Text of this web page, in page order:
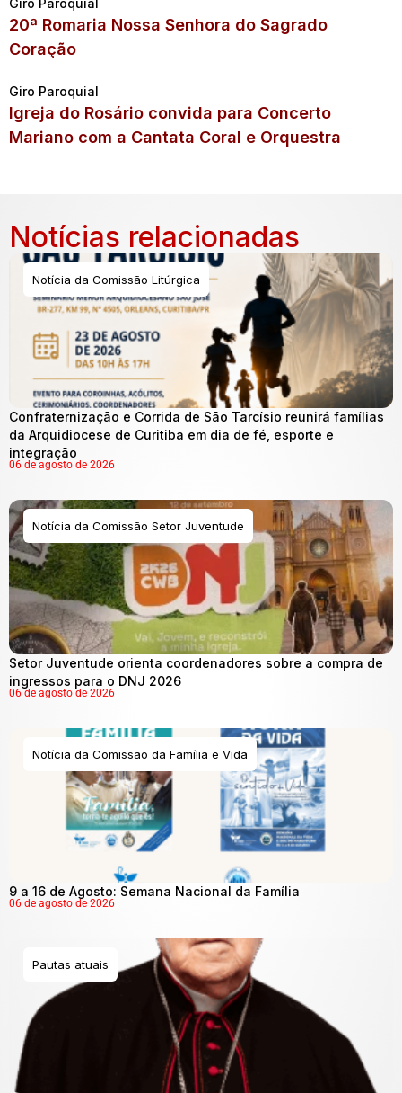
Giro Paroquial
20ª Romaria Nossa Senhora do Sagrado
Coração
Giro Paroquial
Igreja do Rosário convida para Concerto
Mariano com a Cantata Coral e Orquestra
Notícias relacionadas
Notícia da Comissão Litúrgica
Confraternização e Corrida de São Tarcísio reunirá famílias
da Arquidiocese de Curitiba em dia de fé, esporte e
integração
06 de agosto de 2026
Notícia da Comissão Setor Juventude
Setor Juventude orienta coordenadores sobre a compra de
ingressos para o DNJ 2026
06 de agosto de 2026
Notícia da Comissão da Família e Vida
9 a 16 de Agosto: Semana Nacional da Família
06 de agosto de 2026
Pautas atuais